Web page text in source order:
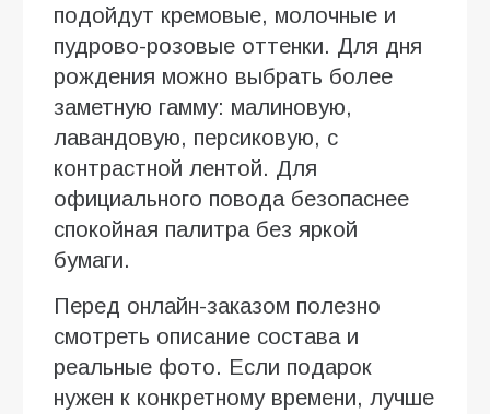
подойдут кремовые, молочные и
пудрово-розовые оттенки. Для дня
рождения можно выбрать более
заметную гамму: малиновую,
лавандовую, персиковую, с
контрастной лентой. Для
официального повода безопаснее
спокойная палитра без яркой
бумаги.
Перед онлайн-заказом полезно
смотреть описание состава и
реальные фото. Если подарок
нужен к конкретному времени, лучше